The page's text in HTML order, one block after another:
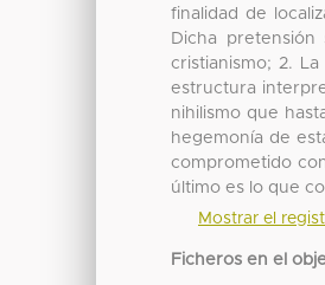
finalidad de
Dicha
cristianismo; 2.
estructura
nihilismo que
hegemonía de
comprometido
último es lo que
Mostrar el
Ficheros en el